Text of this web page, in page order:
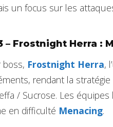
un focus sur les
– Frostnight Herra :
boss, Frostnight Herra,
rendant la
/ Sucrose. Les
en difficulté Menacing.